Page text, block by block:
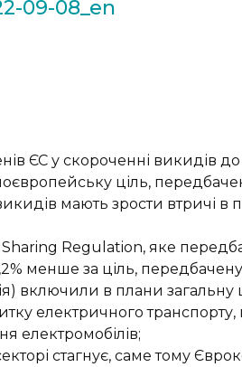
09-08_en
ЄС у скороченні викидів до
ціль,
мають зрости втричі в
Regulation, яке
менше за ціль,
включили в плани загальну
електричного транспорту,
електромобілів;
стагнує, саме тому